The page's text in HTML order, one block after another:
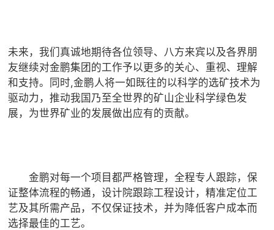
未来，我们真诚地期待各位领导、八方来宾以及各界朋
友继续对金鹏集团的工作予以更多的关心、重视、理解
和支持。同时,金鹏人将一如既往的以科学的选矿技术为
驱动力，推动我国乃至全世界的矿山企业科学绿色发
展，为世界矿业的发展做出应有的贡献。
金鹏对每一个项目都严格管理，全程专人跟踪，保
证整体流程的畅通，设计院跟踪工程设计，精准定位工
艺及其所需产品，不仅保证技术，并为降低客户成本而
选择最佳的工艺。